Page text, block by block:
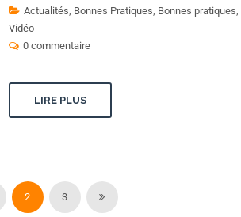
Actualités Bonnes Pratiques Bonnes pratiques
Vidéo
0 commentaire
LIRE PLUS
2 3